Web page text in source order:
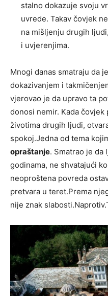
stalno dokazuje svoju
uvrede. Takav čovjek
na mišljenju drugih
i uvjerenjima.
Mnogi danas smatraju da
dokazivanjem i
vjerovao je da upravo ta
donosi nemir. Kada
životima drugih ljudi,
spokoj.Jedna od tema
opraštanje. Smatrao je da
godinama, ne shvatajući
neoproštena povreda
pretvara u teret.Prema
nije znak